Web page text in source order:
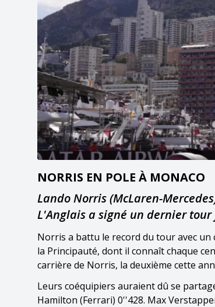
NORRIS EN POLE À MONACO
Lando Norris (McLaren-
L'Anglais a signé un dernier
Norris a battu le record du tour avec un
la Principauté, dont il connaît chaque
carrière de Norris, la deuxième cette
Leurs coéquipiers auraient dû se
Hamilton (Ferrari) 0''428. Max